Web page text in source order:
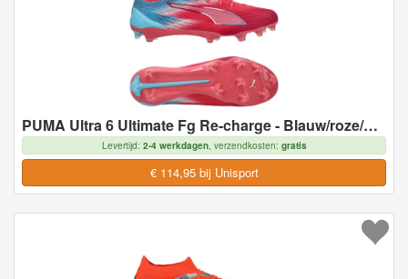
PUMA Ultra 6 Ultimate Fg Re-charge - Blauw/roze/garnet Rose - Natuurgras (Fg), maat 43
Levertijd: 2-4 werkdagen, verzendkosten: gratis
€ 114,95 bij Unisport